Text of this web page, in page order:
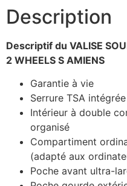
Description
Descriptif du VALISE
2 WHEELS S AMIENS
Garantie à vie
Serrure TSA
Intérieur à double
organisé
Compartiment
(adapté aux
Poche avant ultra-